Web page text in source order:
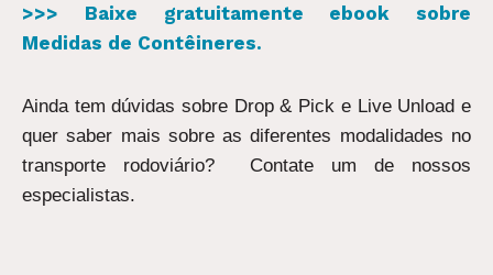
>>> Baixe gratuitamente ebook sobre
Medidas de Contêineres.
Ainda tem dúvidas sobre Drop & Pick e Live Unload e
quer saber mais sobre as diferentes modalidades no
transporte rodoviário? Contate um de nossos
especialistas.